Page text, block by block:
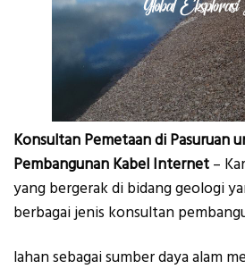
Konsultan Pemetaan di Pasuruan
Pembangunan Kabel Internet –
yang bergerak di bidang geologi
berbagai jenis konsultan
lahan sebagai sumber daya alam